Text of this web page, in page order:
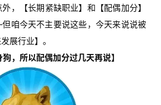
，【长期紧缺职业】和【配偶加分】
咱今天不主要说这些，今天来说说被
展行业】。
狗，所以配偶加分过几天再说】